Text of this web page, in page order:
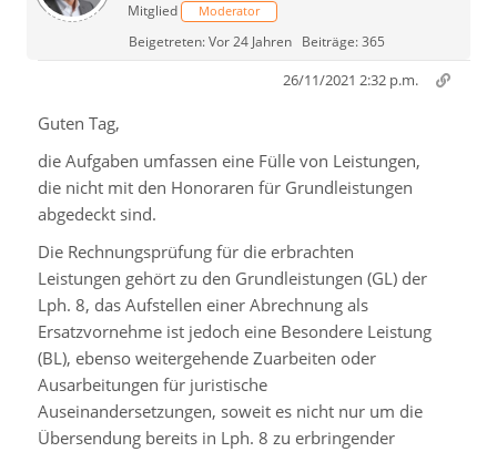
Mitglied
Moderator
Beigetreten: Vor 24 Jahren Beiträge: 365
26/11/2021 2:32 p.m.
Guten Tag,
die Aufgaben umfassen eine Fülle von Leistungen,
die nicht mit den Honoraren für Grundleistungen
abgedeckt sind.
Die Rechnungsprüfung für die erbrachten
Leistungen gehört zu den Grundleistungen (GL) der
Lph. 8, das Aufstellen einer Abrechnung als
Ersatzvornehme ist jedoch eine Besondere Leistung
(BL), ebenso weitergehende Zuarbeiten oder
Ausarbeitungen für juristische
Auseinandersetzungen, soweit es nicht nur um die
Übersendung bereits in Lph. 8 zu erbringender